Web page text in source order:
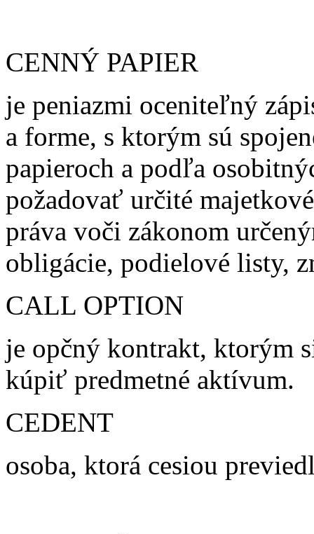
CENNÝ PAPIER
je peniazmi oceniteľný
a forme, s ktorým sú
papieroch a podľa
požadovať určité
práva voči zákonom
obligácie, podielové listy,
CALL OPTION
je opčný kontrakt, ktorým
kúpiť predmetné aktívum.
CEDENT
osoba, ktorá cesiou